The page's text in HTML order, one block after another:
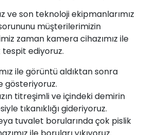
ve son teknoloji ekipmanlarımız
sorununu müşterilerimizin
zaman kamera cihazımız ile
ediyoruz.
ile görüntü aldıktan sonra
gösteriyoruz.
titreşimli ve içindeki demirin
tıkanıklığı gideriyoruz.
tuvalet borularında çok pislik